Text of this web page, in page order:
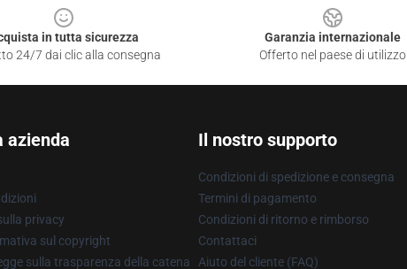
in tutta sicurezza
24/7 dai clic alla consegna
Garanzia internazionale
Offerto nel paese di utilizzo
azienda
privacy
sul copyright
sulla trasparenza della catena
Il nostro supporto
Condizioni di spedizione e consegna
Termini di pagamento
Condizioni di ritorno e rimborso
Contattaci
Aiuto del cliente (FAQ)